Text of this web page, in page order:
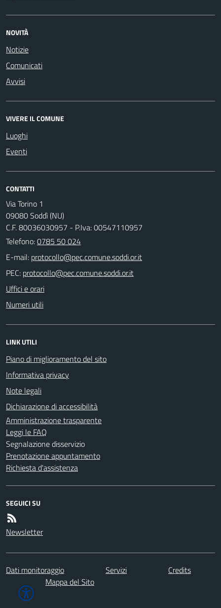
NOVITÀ
Notizie
Comunicati
Avvisi
VIVERE IL COMUNE
Luoghi
Eventi
CONTATTI
Via Torino 1
09080 Soddì (NU)
C.F. 80036030957 - P.Iva: 00547110957
Telefono:0785 50 024
E-mail:
PEC:
Uffici e orari
Numeri utili
LINK UTILI
Piano di miglioramento del sito
Informativa privacy
Note legali
Dichiarazione di accessibilità
Amministrazione trasparente
Leggi le FAQ
Segnalazione disservizio
Prenotazione appuntamento
Richiesta d'assistenza
SEGUICI SU
Newsletter
Dati monitoraggio Servizi
Credits
Mappa del Sito